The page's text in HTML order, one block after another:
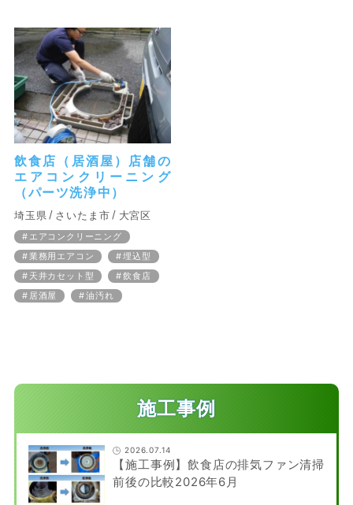
飲食店（居酒屋）店舗の
エアコンクリーニング
（パーツ洗浄中）
埼玉県 さいたま市 大宮区
エアコンクリーニング
業務用エアコン
埋込型
天井カセット型
飲食店
居酒屋
油汚れ
施工事例
2026.07.14
【施工事例】飲食店の排気ファン清掃
前後の比較2026年6月